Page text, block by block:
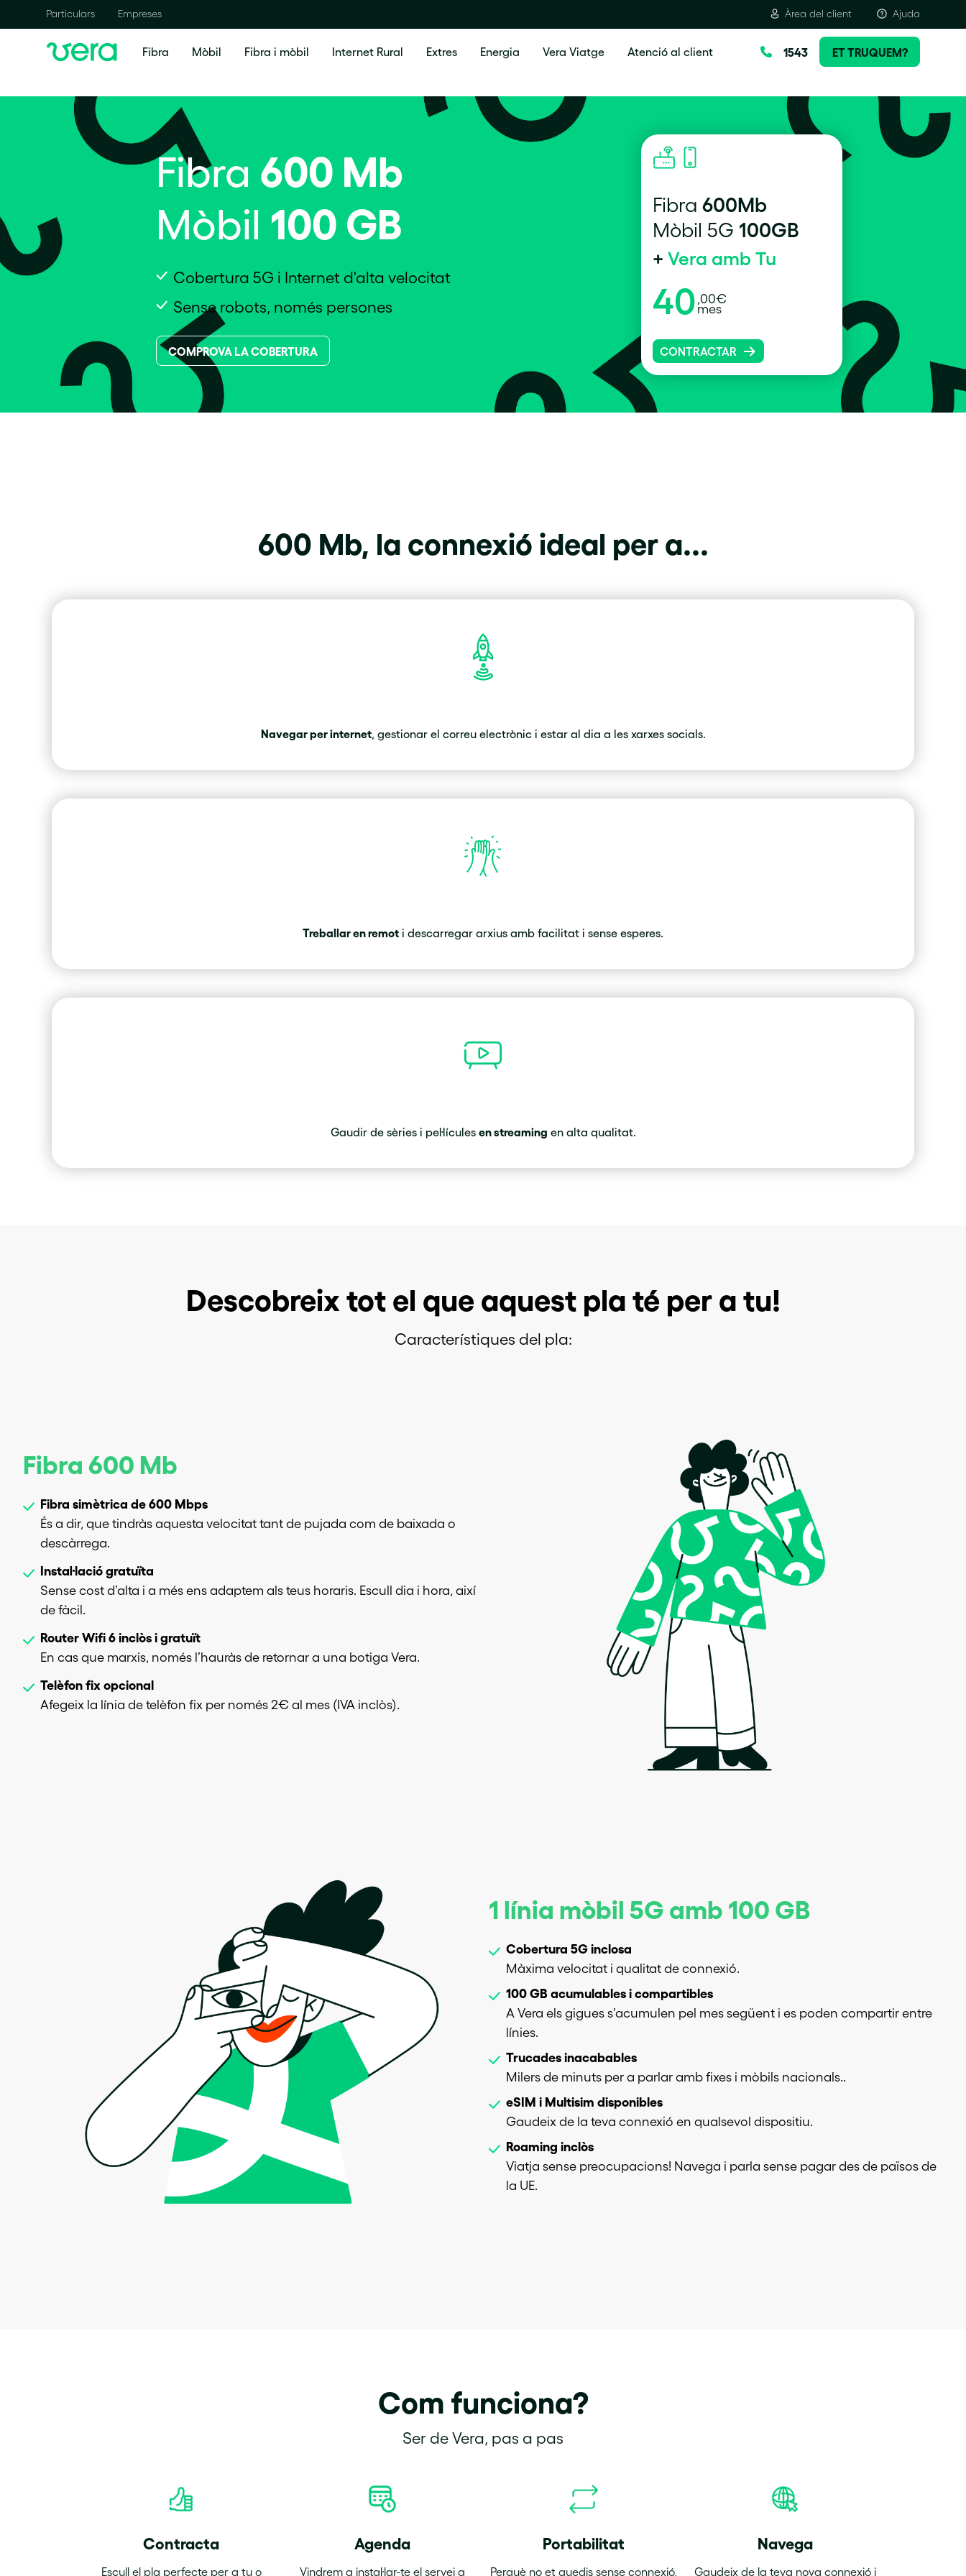
Particulars Empreses Àrea del client Ajuda
Fibra Mòbil Fibra i mòbil Internet Rural Extres Energia Vera Viatge Atenció al client 1543 ET TRUQUEM?
Fibra 600 Mb
Mòbil 100 GB
Cobertura 5G i Internet d'alta velocitat
Sense robots, només persones
COMPROVA LA COBERTURA
Fibra 600Mb
Mòbil 5G 100GB
+ Vera amb Tu
40 ,00€
mes
CONTRACTAR
600 Mb, la connexió ideal per a...
Navegar per internet, gestionar el correu electrònic i estar al dia a les xarxes socials.
Treballar en remot i descarregar arxius amb facilitat i sense esperes.
Gaudir de sèries i pel·lícules en streaming en alta qualitat.
Descobreix tot el que aquest pla té per a tu!
Característiques del pla:
Fibra 600 Mb
Fibra simètrica de 600 Mbps
És a dir, que tindràs aquesta velocitat tant de pujada com de baixada o
descàrrega.
Instal·lació gratuïta
Sense cost d’alta i a més ens adaptem als teus horaris. Escull dia i hora, així
de fàcil.
Router Wifi 6 inclòs i gratuït
En cas que marxis, només l’hauràs de retornar a una botiga Vera.
Telèfon fix opcional
Afegeix la línia de telèfon fix per només 2€ al mes (IVA inclòs).
1 línia mòbil 5G amb 100 GB
Cobertura 5G inclosa
Màxima velocitat i qualitat de connexió.
100 GB acumulables i compartibles
A Vera els gigues s’acumulen pel mes següent i es poden compartir entre
línies.
Trucades inacabables
Milers de minuts per a parlar amb fixes i mòbils nacionals..
eSIM i Multisim disponibles
Gaudeix de la teva connexió en qualsevol dispositiu.
Roaming inclòs
Viatja sense preocupacions! Navega i parla sense pagar des de països de
la UE.
Com funciona?
Ser de Vera, pas a pas
Contracta
Escull el pla perfecte per a tu o
Agenda
Vindrem a instal·lar-te el servei a
Portabilitat
Perquè no et quedis sense connexió,
Navega
Gaudeix de la teva nova connexió i